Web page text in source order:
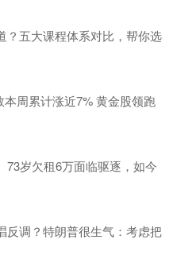
？五大课程体系对比，帮你选
周累计涨近7% 黄金股领跑
73岁欠租6万面临驱逐，如今
反调？特朗普很生气：考虑把